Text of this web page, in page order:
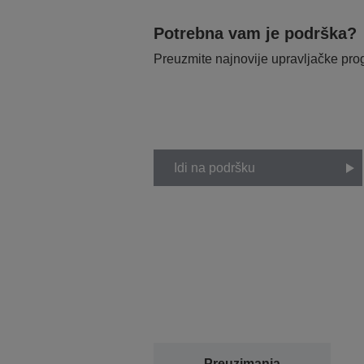
Potrebna vam je podrška?
Preuzmite najnovije upravljačke
Idi na podršku